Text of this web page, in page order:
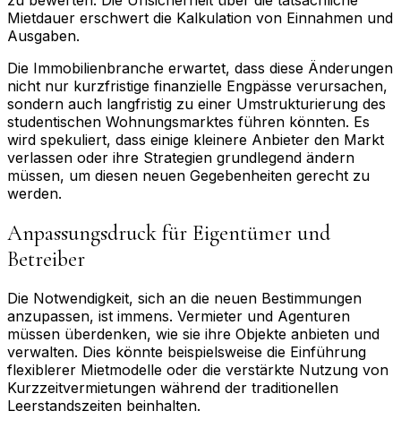
Mietdauer erschwert die Kalkulation von Einnahmen und
Ausgaben.
Die Immobilienbranche erwartet, dass diese Änderungen
nicht nur kurzfristige finanzielle Engpässe verursachen,
sondern auch langfristig zu einer Umstrukturierung des
studentischen Wohnungsmarktes führen könnten. Es
wird spekuliert, dass einige kleinere Anbieter den Markt
verlassen oder ihre Strategien grundlegend ändern
müssen, um diesen neuen Gegebenheiten gerecht zu
werden.
Anpassungsdruck für Eigentümer und
Betreiber
Die Notwendigkeit, sich an die neuen Bestimmungen
anzupassen, ist immens. Vermieter und Agenturen
müssen überdenken, wie sie ihre Objekte anbieten und
verwalten. Dies könnte beispielsweise die Einführung
flexiblerer Mietmodelle oder die verstärkte Nutzung von
Kurzzeitvermietungen während der traditionellen
Leerstandszeiten beinhalten.